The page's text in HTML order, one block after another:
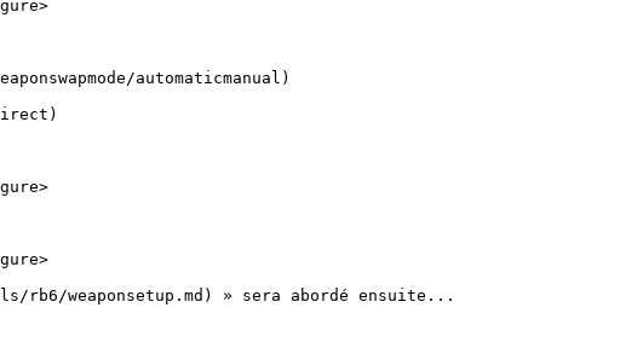
automaticmanual)
rb6/weaponsetup.md) » sera abordé ensuite...